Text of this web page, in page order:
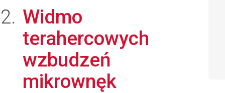
Widmo
terahercowych
wzbudzeń
mikrownęk